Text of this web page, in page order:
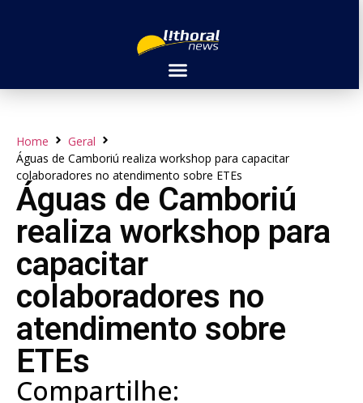
Home
Geral
Águas de Camboriú realiza workshop para capacitar
colaboradores no atendimento sobre ETEs
Águas de Camboriú
realiza workshop para
capacitar
colaboradores no
atendimento sobre
ETEs
Compartilhe: